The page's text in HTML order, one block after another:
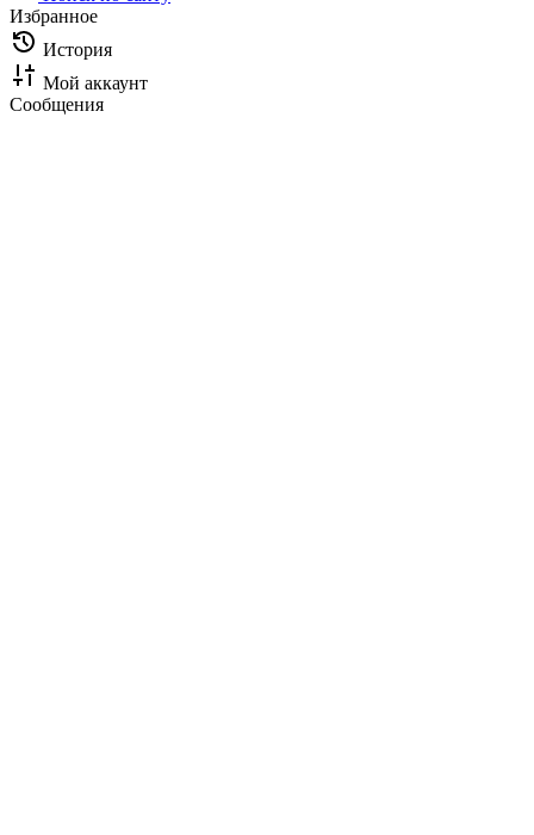
Избранное
История
Мой аккаунт
Сообщения